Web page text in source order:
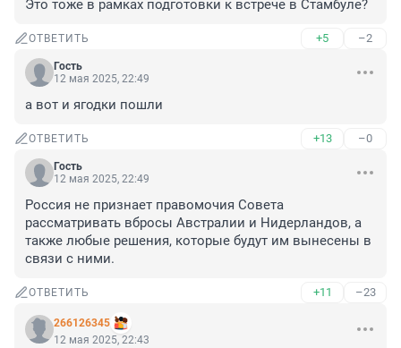
Это тоже в рамках подготовки к встрече в Стамбуле?
ОТВЕТИТЬ +5 –2
Гость
12 мая 2025, 22:49
а вот и ягодки пошли
ОТВЕТИТЬ +13 –0
Гость
12 мая 2025, 22:49
Россия не признает правомочия Совета
рассматривать вбросы Австралии и Нидерландов, а
также любые решения, которые будут им вынесены в
связи с ними.
ОТВЕТИТЬ +11 –23
266126345
12 мая 2025, 22:43